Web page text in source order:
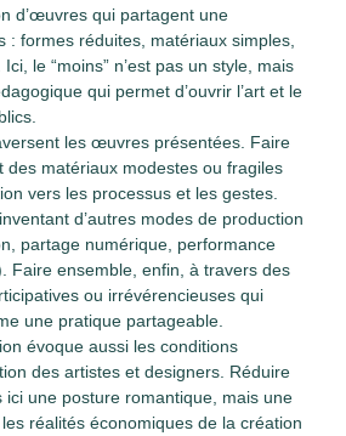
d’œuvres qui partagent une
: formes réduites, matériaux simples,
le “moins” n’est pas un style, mais
qui permet d’ouvrir l’art et le
les œuvres présentées. Faire
des matériaux modestes ou fragiles
vers les processus et les gestes.
d’autres modes de production
partage numérique, performance
Faire ensemble , enfin, à travers des
ou irrévérencieuses qui
une pratique partageable.
évoque aussi les conditions
des artistes et designers. Réduire
ici une posture romantique, mais une
réalités économiques de la création